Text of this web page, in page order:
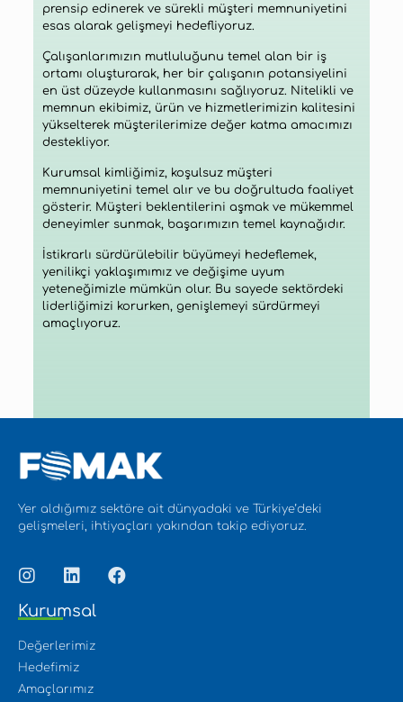
prensip edinerek ve sürekli müşteri memnuniyetini
esas alarak gelişmeyi hedefliyoruz.
Çalışanlarımızın mutluluğunu temel alan bir iş
ortamı oluşturarak, her bir çalışanın potansiyelini
en üst düzeyde kullanmasını sağlıyoruz. Nitelikli ve
memnun ekibimiz, ürün ve hizmetlerimizin kalitesini
yükselterek müşterilerimize değer katma amacımızı
destekliyor.
Kurumsal kimliğimiz, koşulsuz müşteri
memnuniyetini temel alır ve bu doğrultuda faaliyet
gösterir. Müşteri beklentilerini aşmak ve mükemmel
deneyimler sunmak, başarımızın temel kaynağıdır.
İstikrarlı sürdürülebilir büyümeyi hedeflemek,
yenilikçi yaklaşımımız ve değişime uyum
yeteneğimizle mümkün olur. Bu sayede sektördeki
liderliğimizi korurken, genişlemeyi sürdürmeyi
amaçlıyoruz.
Yer aldığımız sektöre ait dünyadaki ve Türkiye’deki
gelişmeleri, ihtiyaçları yakından takip ediyoruz.
Kurumsal
Değerlerimiz
Hedefimiz
Amaçlarımız